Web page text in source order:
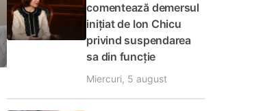
comentează demersul
inițiat de Ion Chicu
privind suspendarea
sa din funcție
Miercuri, 5 august